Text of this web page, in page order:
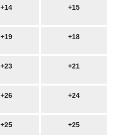
+14 +15
+19 +18
+23 +21
+26 +24
+25 +25